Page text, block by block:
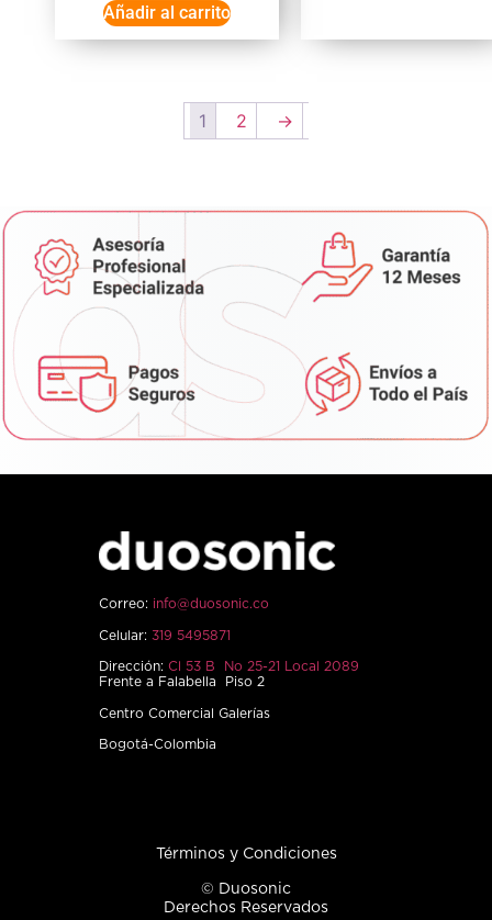
Añadir al carrito
1 2 →
Correo: info@duosonic.co
Celular: 319 5495871
Dirección: Cl 53 B No 25-21 Local 2089
Frente a Falabella Piso 2
Centro Comercial Galerías
Bogotá-Colombia
Términos y Condiciones
© Duosonic
Derechos Reservados